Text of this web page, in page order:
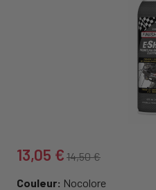
13,05 € 14,50 €
Couleur: Nocolore